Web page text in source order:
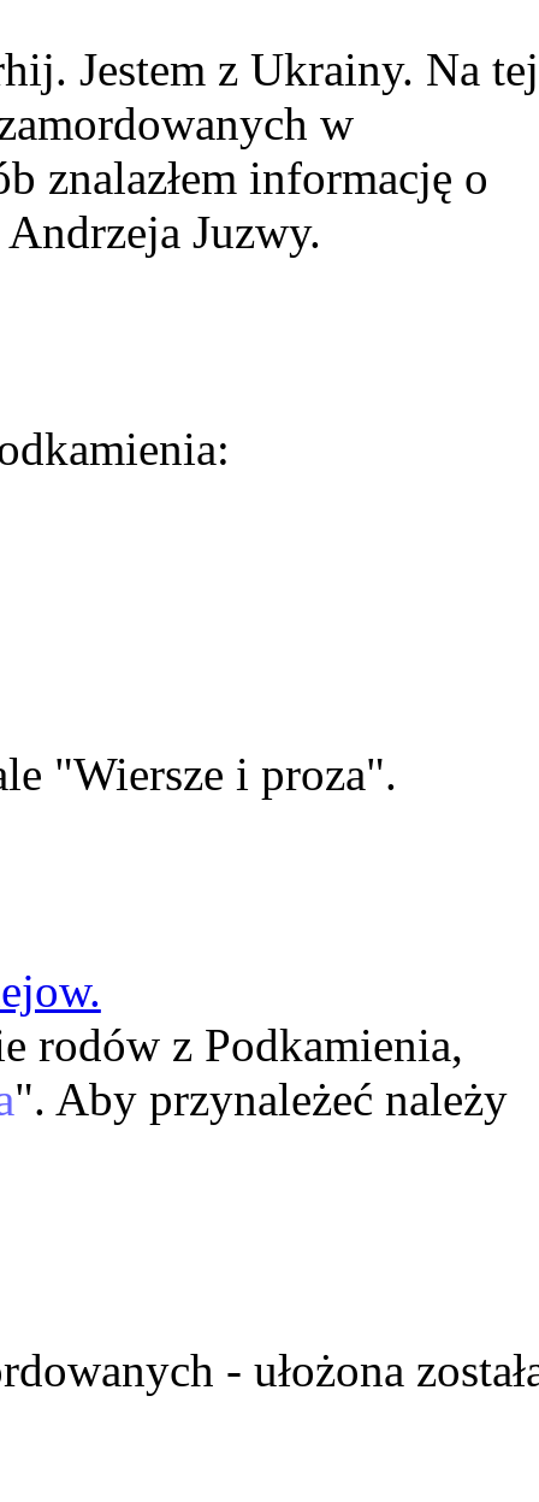
Jestem z Ukrainy. Na tej
w
znalazłem informację o
Juzwy.
"Wiersze i proza".
rodów z Podkamienia,
". Aby przynależeć należy
- ułożona